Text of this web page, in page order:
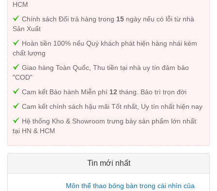
HCM
Chính sách Đổi trả hàng trong 15 ngày nếu có lỗi từ nhà
Sản Xuất
Hoàn tiền 100% nếu Quý khách phát hiện hàng nhái kém
chất lượng
Giao hàng Toàn Quốc, Thu tiền tại nhà uy tín đảm bảo
"COD"
Cam kết Bảo hành Miễn phí 12 tháng. Bảo trì trọn đời
Cam kết chính sách hậu mãi Tốt nhất, Uy tín nhất hiện nay
Hệ thống Kho & Showroom trưng bày sản phẩm lớn nhất
tại HN & HCM
Tin mới nhất
Môn thể thao bóng bàn trong cái nhìn của